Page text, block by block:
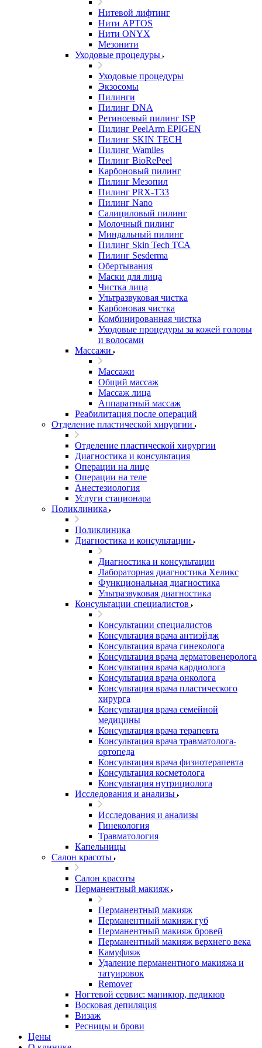
Нитевой лифтинг
Нити APTOS
Нити ONYX
Мезонити
Уходовые процедуры
Уходовые процедуры
Экзосомы
Пилинги
Пилинг DNA
Ретиноевый пилинг ISP
Пилинг PeelArm EPIGEN
Пилинг SKIN TECH
Пилинг Wamiles
Пилинг BioRePeel
Карбоновый пилинг
Пилинг Мезопил
Пилинг PRX-T33
Пилинг Nano
Салициловый пилинг
Молочный пилинг
Миндальный пилинг
Пилинг Skin Tech ТСА
Пилинг Sesderma
Обертывания
Маски для лица
Чистка лица
Ультразвуковая чистка
Карбоновая чистка
Комбинированная чистка
Уходовые процедуры за кожей головы
и волосами
Массажи
Массажи
Общий массаж
Массаж лица
Аппаратный массаж
Реабилитация после операций
Отделение пластической хирургии
Отделение пластической хирургии
Диагностика и консультация
Операции на лице
Операции на теле
Анестезиология
Услуги стационара
Поликлиника
Поликлиника
Диагностика и консультации
Диагностика и консультации
Лабораторная диагностика Хеликс
Функциональная диагностика
Ультразвуковая диагностика
Консультации специалистов
Консультации специалистов
Консультация врача антиэйдж
Консультация врача гинеколога
Консультация врача дерматовенеролога
Консультация врача кардиолога
Консультация врача онколога
Консультация врача пластического
хирурга
Консультация врача семейной
медицины
Консультация врача терапевта
Консультация врача травматолога-
ортопеда
Консультация врача физиотерапевта
Консультация косметолога
Консультация нутрициолога
Исследования и анализы
Исследования и анализы
Гинекология
Травматология
Капельницы
Салон красоты
Салон красоты
Перманентный макияж
Перманентный макияж
Перманентный макияж губ
Перманентный макияж бровей
Перманентный макияж верхнего века
Камуфляж
Удаление перманентного макияжа и
татуировок
Remover
Ногтевой сервис: маникюр, педикюр
Восковая депиляция
Визаж
Ресницы и брови
Цены